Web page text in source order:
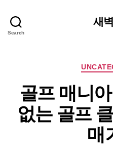
Search
새
골프 매니
없는 골프
매